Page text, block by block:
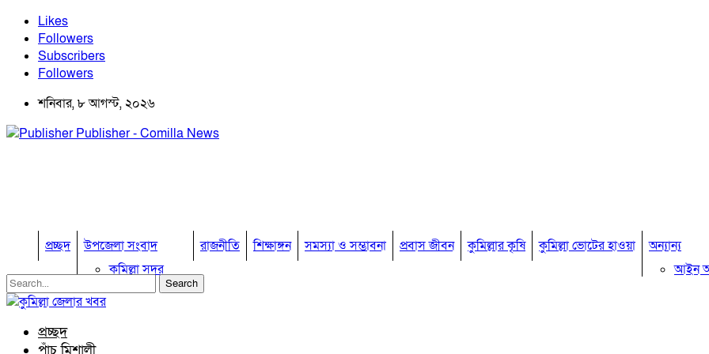
Likes
Followers
Subscribers
Followers
শনিবার, ৮ আগস্ট, ২০২৬
Publisher - Comilla News
প্রচ্ছদ
উপজেলা সংবাদ
কুমিল্লা সদর
কুমিল্লা সদর দক্ষিণ
রাজনীতি শিক্ষাঙ্গন সমস্যা ও সম্ভাবনা প্রবাস জীবন কুমিল্লার কৃষি কুমিল্লা ভোটের হাওয়া
অন্যান্য
আইন
প্রচ্ছদ